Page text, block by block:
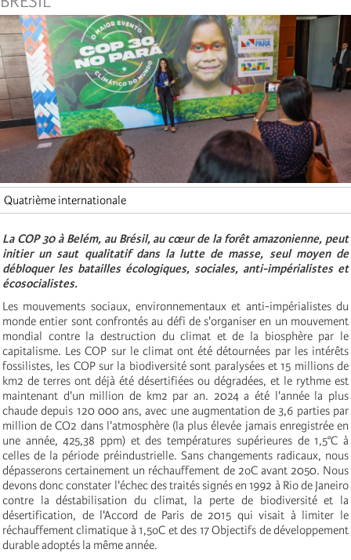
Quatrième internationale
La COP 30 à Belém, au Brésil, au cœur de la forêt amazonienne, peut
initier un saut qualitatif dans la lutte de masse, seul moyen de
débloquer les batailles écologiques, sociales, anti-impérialistes et
écosocialistes.
Les mouvements sociaux, environnementaux et anti-impérialistes du
monde entier sont confrontés au défi de s'organiser en un mouvement
mondial contre la destruction du climat et de la biosphère par le
capitalisme. Les COP sur le climat ont été détournées par les intérêts
fossilistes, les COP sur la biodiversité sont paralysées et 15 millions de
km2 de terres ont déjà été désertifiées ou dégradées, et le rythme est
maintenant d'un million de km2 par an. 2024 a été l'année la plus
chaude depuis 120 000 ans, avec une augmentation de 3,6 parties par
million de CO2 dans l'atmosphère (la plus élevée jamais enregistrée en
une année, 425,38 ppm) et des températures supérieures de 1,5°C à
celles de la période préindustrielle. Sans changements radicaux, nous
dépasserons certainement un réchauffement de 2oC avant 2050. Nous
devons donc constater l'échec des traités signés en 1992 à Rio de Janeiro
contre la déstabilisation du climat, la perte de biodiversité et la
désertification, de l'Accord de Paris de 2015 qui visait à limiter le
réchauffement climatique à 1,5oC et des 17 Objectifs de développement
durable adoptés la même année.